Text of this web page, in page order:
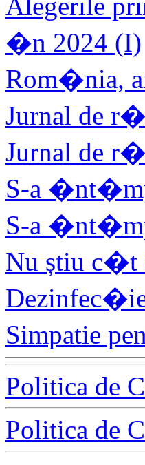
�n 2024 (I)
Rom�nia,
Jurnal de
Jurnal de
S-a
S-a
Nu știu c�t
Simpatie
Politica de
Politica de